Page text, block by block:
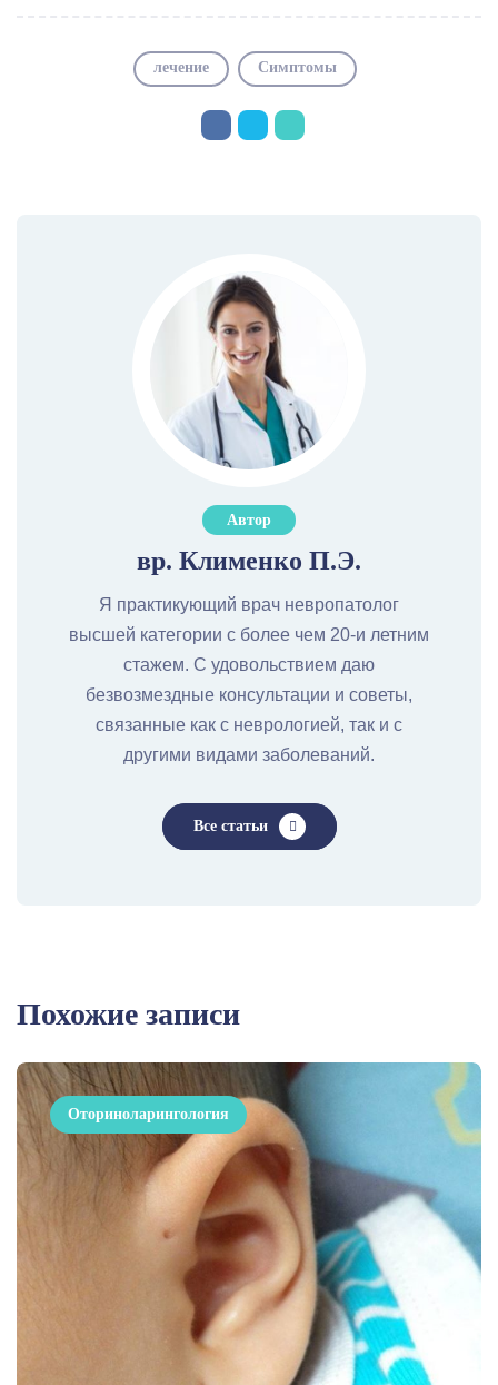
лечение Симптомы
Автор
вр. Клименко П.Э.
Я практикующий врач невропатолог
высшей категории с более чем 20-и летним
стажем. С удовольствием даю
безвозмездные консультации и советы,
связанные как с неврологией, так и с
другими видами заболеваний.
Все статьи
Похожие записи
Оториноларингология